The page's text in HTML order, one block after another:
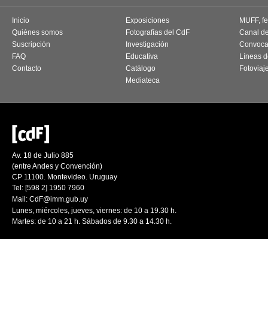
Inicio
Quiénes somos
Suscripción
FAQ
Contacto
Exposiciones
Fotografías del CdF
Investigación
Educativa
Catálogo
Mediateca
MUFF,
Canal
Líneas
Av. 18 de Julio 885
(entre Andes y Convención)
CP 11100. Montevideo. Uruguay
Tel: [598 2] 1950 7960
Mail: CdF@imm.gub.uy
Lunes, miércoles, jueves, viernes: de 10 a 19.30 h.
Martes: de 10 a 21 h. Sábados de 9.30 a 14.30 h.